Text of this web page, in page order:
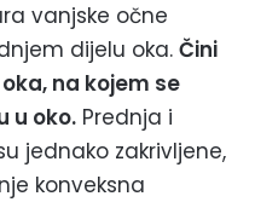
vanjske očne
dijelu oka. Čini
na kojem se
u oko. Prednja i
jednako zakrivljene,
konveksna